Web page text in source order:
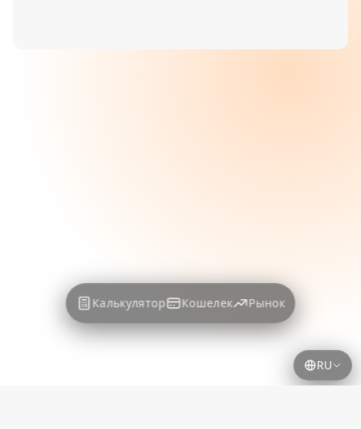
Калькулятор Кошелек Рынок
RU